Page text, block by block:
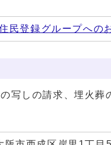
民登録グループへの
写しの請求、埋火葬